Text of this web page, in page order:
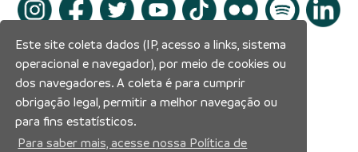
Este site coleta dados (IP, acesso a links, sistema
operacional e navegador), por meio de cookies ou
dos navegadores. A coleta é para cumprir
obrigação legal, permitir a melhor navegação ou
para fins estatísticos.
Para saber mais, acesse nossa Política de